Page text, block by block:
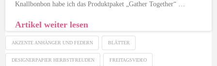
Knallbonbon habe ich das Produktpaket „Gather Together“ …
Artikel weiter lesen
AKZENTE ANHÄNGER UND FEDERN BLÄTTER
DESIGNERPAPIER HERBSTFREUDEN FREITAGSVIDEO